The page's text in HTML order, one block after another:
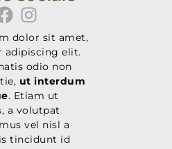
dolor sit amet,
adipiscing elit.
odio non
ut interdum
. Etiam ut
a volutpat
vel nisl a
tincidunt id